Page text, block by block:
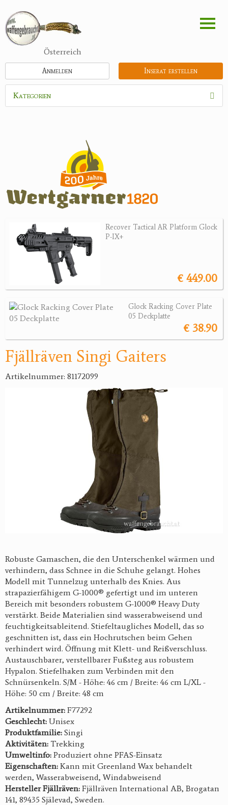
zum
Inhalt
Österreich
Inserat erstellen
Anmelden
Kategorien
Zubehör
Jagdangebote
Jagdreviere
Bücher, Videos
Antikes
Geschenke
Recover Tactical AR Platform Glock
P-IX+
€ 449.00
Glock Racking Cover Plate
05 Deckplatte
€ 38.90
Fjällräven Singi Gaiters
Artikelnummer: 81172099
Robuste Gamaschen, die den Unterschenkel wärmen und
verhindern, dass Schnee in die Schuhe gelangt. Hohes
Modell mit Tunnelzug unterhalb des Knies. Aus
strapazierfähigem G-1000® gefertigt und im unteren
Bereich mit besonders robustem G-1000® Heavy Duty
verstärkt. Beide Materialien sind wasserabweisend und
feuchtigkeitsableitend. Stiefeltaugliches Modell, das so
geschnitten ist, dass ein Hochrutschen beim Gehen
verhindert wird. Öffnung mit Klett- und Reißverschluss.
Austauschbarer, verstellbarer Fußsteg aus robustem
Hypalon. Stiefelhaken zum Verbinden mit den
Schnürsenkeln. S/M - Höhe: 46 cm / Breite: 46 cm L/XL -
Höhe: 50 cm / Breite: 48 cm
Artikelnummer: F77292
Geschlecht: Unisex
Produktfamilie: Singi
Aktivitäten: Trekking
Umweltinfo: Produziert ohne PFAS-Einsatz
Eigenschaften: Kann mit Greenland Wax behandelt
werden, Wasserabweisend, Windabweisend
Hersteller Fjällräven: Fjällräven International AB, Brogatan
141, 89435 Själevad, Sweden.